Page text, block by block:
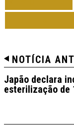
NOTÍCIA
Japão declara
esterilização de